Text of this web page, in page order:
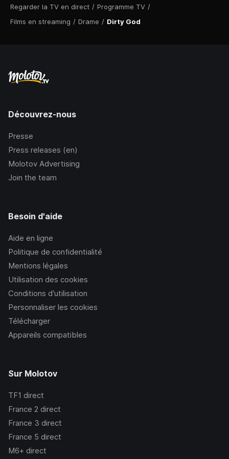
Regarder la TV en direct / Programme TV /
Films en streaming / Drame / Dirty God
Découvrez-nous
Presse
Press releases (en)
Molotov Advertising
Join the team
Besoin d'aide
Aide en ligne
Politique de confidentialité
Mentions légales
Utilisation des cookies
Conditions d’utilisation
Personnaliser les cookies
Télécharger
Appareils compatibles
Sur Molotov
TF1 direct
France 2 direct
France 3 direct
France 5 direct
M6+ direct